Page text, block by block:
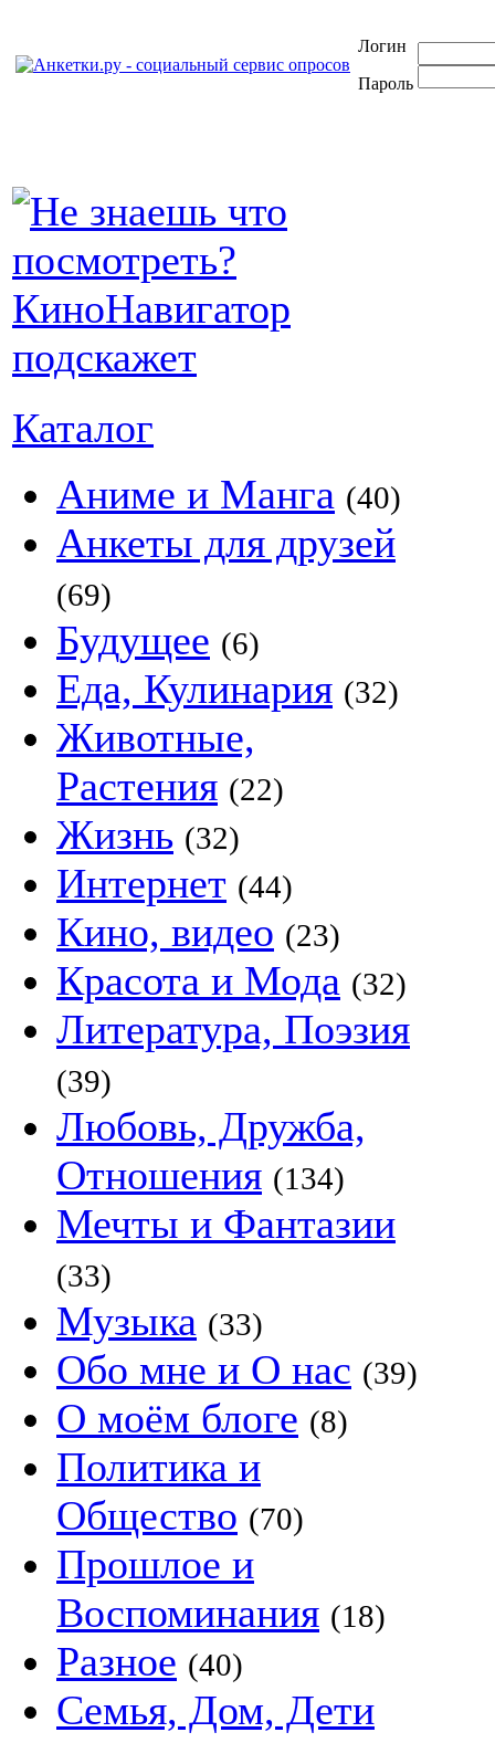
Логин
Пароль
Каталог
Аниме и Манга (40)
Анкеты для друзей
(69)
Будущее (6)
Еда, Кулинария (32)
Животные,
Растения (22)
Жизнь (32)
Интернет (44)
Кино, видео (23)
Красота и Мода (32)
Литература, Поэзия
(39)
Любовь, Дружба,
Отношения (134)
Мечты и Фантазии
(33)
Музыка (33)
Обо мне и О нас (39)
О моём блоге (8)
Политика и
Общество (70)
Прошлое и
Воспоминания (18)
Разное (40)
Семья, Дом, Дети